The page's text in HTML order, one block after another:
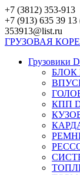
Перейти
к
контенту
+7 (3812) 353-913
+7 (913) 635 39
353913@list.ru
ГРУЗОВАЯ
Грузовики
БЛОК
КПП